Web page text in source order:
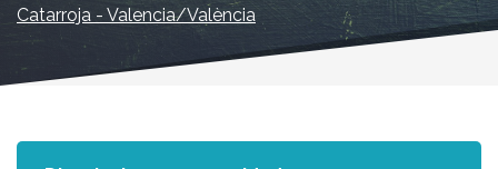
Catarroja - Valencia/València